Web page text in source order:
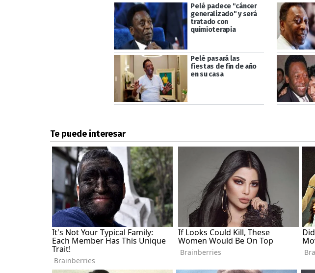
Pelé padece "cáncer
generalizado" y será
tratado con
quimioterapia
Pelé pasará las
fiestas de fin de año
en su casa